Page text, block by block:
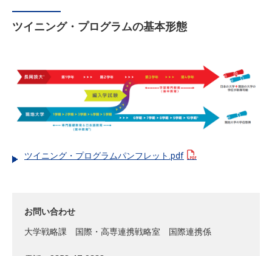
ツイニング・プログラムの基本形態
ツイニング・プログラムパンフレット.pdf
お問い合わせ
大学戦略課 国際・高専連携戦略室 国際連携係